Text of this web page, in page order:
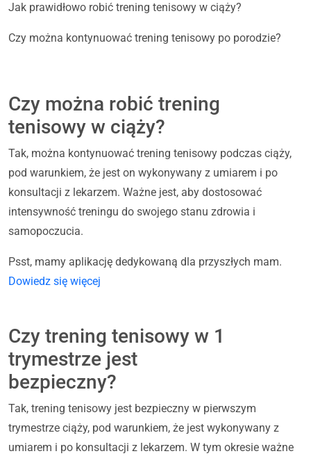
Jak prawidłowo robić trening tenisowy w ciąży?
Czy można kontynuować trening tenisowy po porodzie?
Czy można robić trening
tenisowy w ciąży?
Tak, można kontynuować trening tenisowy podczas ciąży,
pod warunkiem, że jest on wykonywany z umiarem i po
konsultacji z lekarzem. Ważne jest, aby dostosować
intensywność treningu do swojego stanu zdrowia i
samopoczucia.
Psst, mamy aplikację dedykowaną dla przyszłych mam.
Dowiedz się więcej
Czy trening tenisowy w 1
trymestrze jest
bezpieczny?
Tak, trening tenisowy jest bezpieczny w pierwszym
trymestrze ciąży, pod warunkiem, że jest wykonywany z
umiarem i po konsultacji z lekarzem. W tym okresie ważne